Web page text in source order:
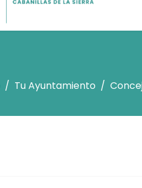
Tu Ayuntamiento